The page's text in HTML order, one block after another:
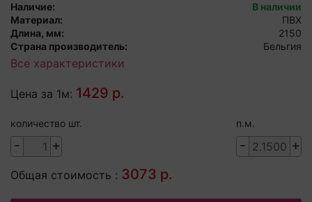
Наличие:
В наличии
Материал:
ПВХ
Длина, мм:
2150
Страна производитель:
Бельгия
Все характеристики
Цена за 1м: 1429 р.
количество шт.
- +
п.м.
- +
Общая стоимость : 3073 р.